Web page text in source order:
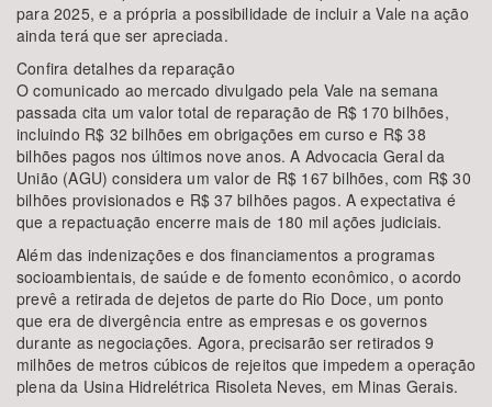
para 2025, e a própria a possibilidade de incluir a Vale na ação
ainda terá que ser apreciada.
Confira detalhes da reparação
O comunicado ao mercado divulgado pela Vale na semana
passada cita um valor total de reparação de R$ 170 bilhões,
incluindo R$ 32 bilhões em obrigações em curso e R$ 38
bilhões pagos nos últimos nove anos. A Advocacia Geral da
União (AGU) considera um valor de R$ 167 bilhões, com R$ 30
bilhões provisionados e R$ 37 bilhões pagos. A expectativa é
que a repactuação encerre mais de 180 mil ações judiciais.
Além das indenizações e dos financiamentos a programas
socioambientais, de saúde e de fomento econômico, o acordo
prevê a retirada de dejetos de parte do Rio Doce, um ponto
que era de divergência entre as empresas e os governos
durante as negociações. Agora, precisarão ser retirados 9
milhões de metros cúbicos de rejeitos que impedem a operação
plena da Usina Hidrelétrica Risoleta Neves, em Minas Gerais.